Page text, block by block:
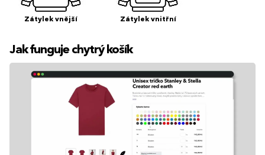
Zátylek vnější Zátylek vnitřní
Jak funguje chytrý košík